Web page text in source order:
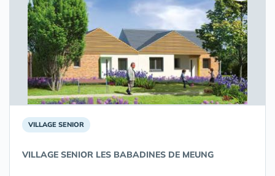
VILLAGE SENIOR
VILLAGE SENIOR LES BABADINES DE MEUNG